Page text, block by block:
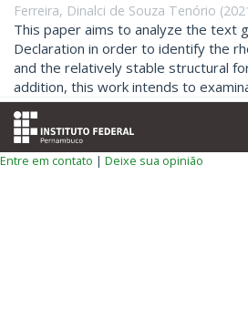
Ferreira, Dinalci de Souza Tenório (
This paper aims to analyze the text
Declaration in order to identify the
and the relatively stable structural
addition, this work intends to
Entre em contato | Deixe sua opinião